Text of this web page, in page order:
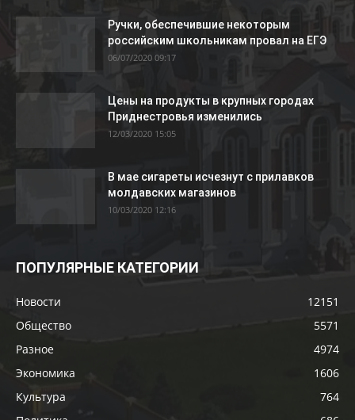
Ручки, обеспечившие некоторым
российским школьникам провал на ЕГЭ
06/07/2020 09:17
Цены на продукты в крупных городах
Приднестровья изменились
12/03/2020 15:05
В мае сигареты исчезнут с прилавков
молдавских магазинов
10/03/2020 12:16
ПОПУЛЯРНЫЕ КАТЕГОРИИ
Новости
12151
Общество
5571
Разное
4974
Экономика
1606
Культура
764